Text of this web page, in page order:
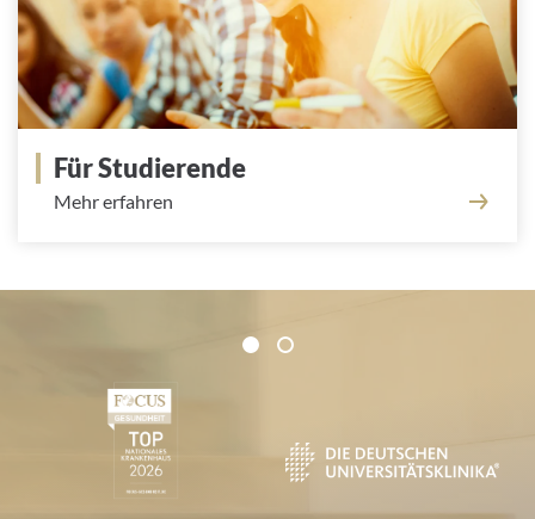
Für Studierende
Mehr erfahren
Zertifikate und Verbände
1 2